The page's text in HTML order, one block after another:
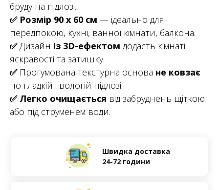
бруду на підлозі.
✅ Розмір 90 х 60 см — ідеально для
передпокою, кухні, ванної кімнати, балкона.
✅Дизайн із 3D-ефектом додасть кімнаті
яскравості та затишку.
✅Прогумована текстурна основа не ковзає
по гладкій і вологій підлозі.
✅ Легко очищається від забруднень щіткою
або під струменем води.
Швидка доставка
24-72 години